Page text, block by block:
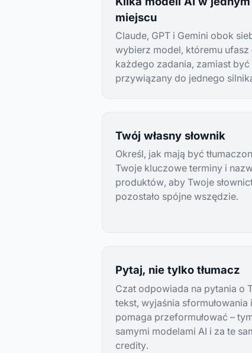
miejscu
Claude, GPT i Gemini obok
wybierz model, któremu ufasz
każdego zadania, zamiast być
przywiązany do jednego
Twój własny słownik
Określ, jak mają być
Twoje kluczowe terminy i
produktów, aby Twoje
pozostało spójne wszędzie.
Pytaj, nie tylko tłumacz
Czat odpowiada na pytania o
tekst, wyjaśnia sformułowania i
pomaga przeformułować –
samymi modelami AI i za te
credity.